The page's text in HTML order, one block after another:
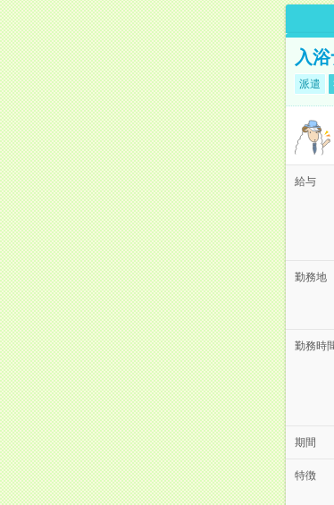
入
派遣
給与
勤務地
勤務時
期間
特徴